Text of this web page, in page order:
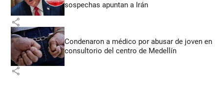
sospechas apuntan a Irán
share
Condenaron a médico por abusar de joven en
consultorio del centro de Medellín
share